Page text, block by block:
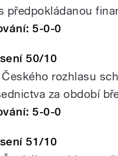
předpokládanou
5-0-0
50/10
Českého rozhlasu
za období
5-0-0
51/10